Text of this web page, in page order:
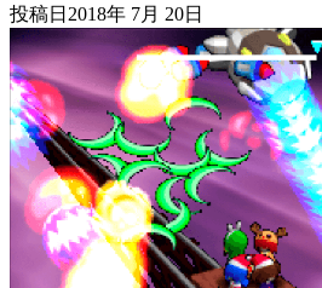
投稿日 2018年 7月 20日